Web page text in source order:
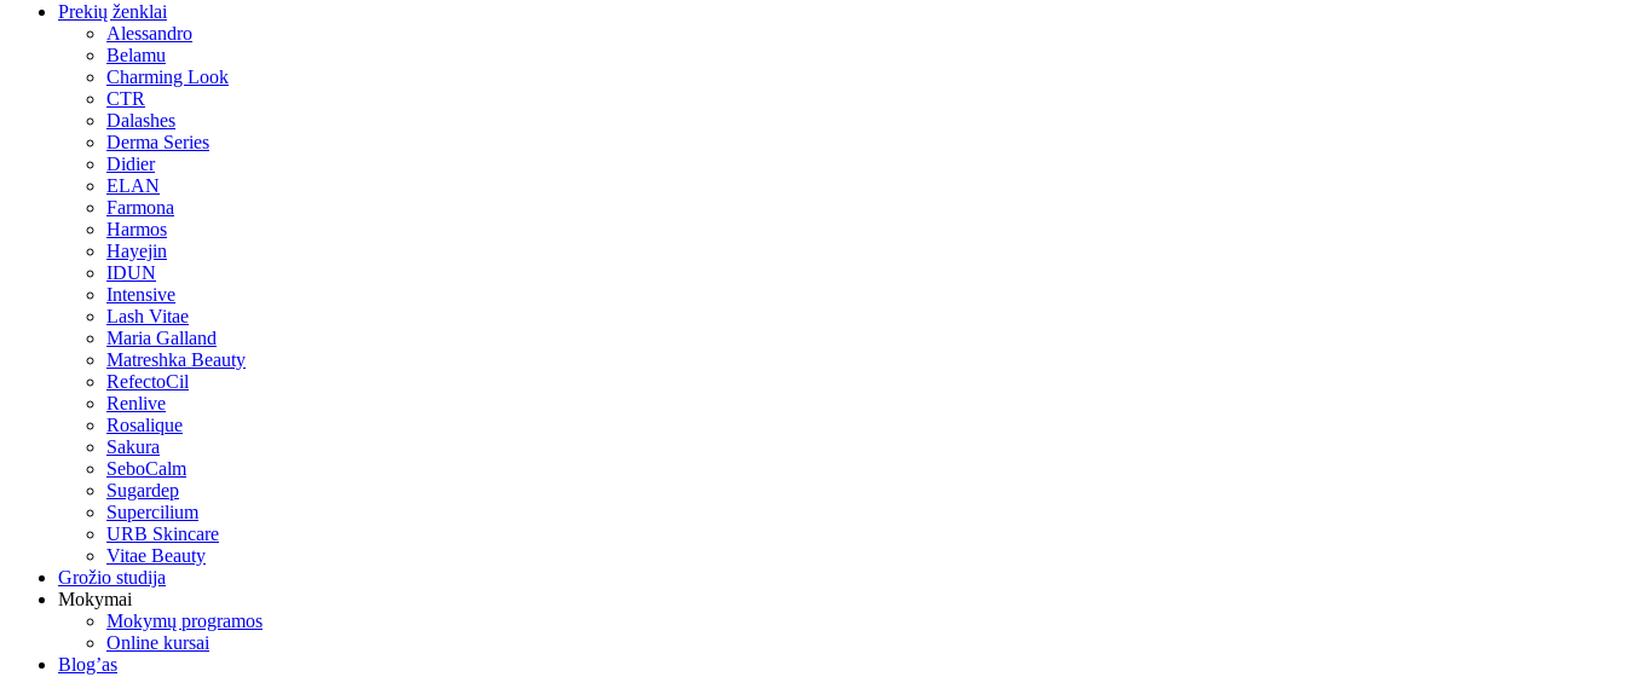
Prekių ženklai
Alessandro
Belamu
Charming Look
CTR
Dalashes
Derma Series
Didier
ELAN
Farmona
Harmos
Hayejin
IDUN
Intensive
Lash Vitae
Maria Galland
Matreshka Beauty
RefectoCil
Renlive
Rosalique
Sakura
SeboCalm
Sugardep
Supercilium
URB Skincare
Vitae Beauty
Grožio studija
Mokymai
Mokymų programos
Online kursai
Blog’as